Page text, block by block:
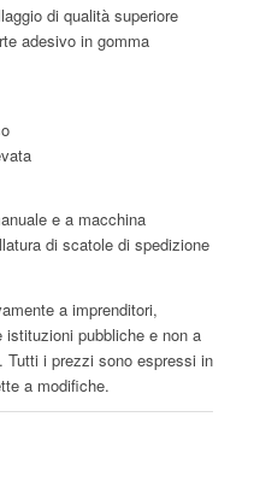
di qualità superiore
adesivo in gomma
e a macchina
di scatole di spedizione
a imprenditori,
pubbliche e non a
i prezzi sono espressi in
a modifiche.